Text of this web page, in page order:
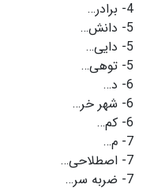
4- برادر…
5- دانش…
5- دایی…
5- توهی…
6- د…
6- شهر خر…
6- کم…
7- م…
7- اصطلاحی…
7- ضربه سر…